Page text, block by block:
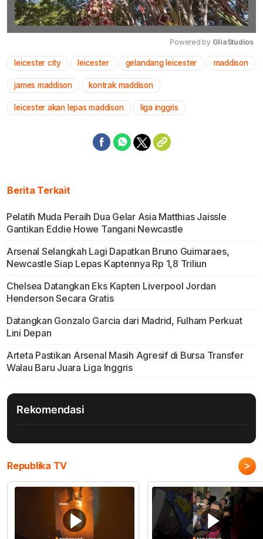
Mute
Powered by GliaStudios
leicester city leicester gelandang leicester maddison
james maddison kontrak maddison
leicester akan lepas maddison liga inggris
Berita Terkait
Pelatih Muda Peraih Dua Gelar Asia Matthias Jaissle
Gantikan Eddie Howe Tangani Newcastle
Arsenal Selangkah Lagi Dapatkan Bruno Guimaraes,
Newcastle Siap Lepas Kaptennya Rp 1,8 Triliun
Chelsea Datangkan Eks Kapten Liverpool Jordan
Henderson Secara Gratis
Datangkan Gonzalo Garcia dari Madrid, Fulham Perkuat
Lini Depan
Arteta Pastikan Arsenal Masih Agresif di Bursa Transfer
Walau Baru Juara Liga Inggris
Rekomendasi
Republika TV >